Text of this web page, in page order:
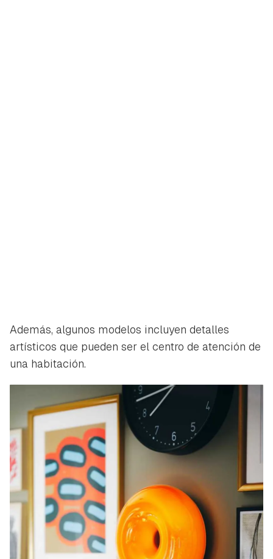
Guardar como favorito
Para poder guardar como favorito, primero has de
Además, algunos modelos incluyen detalles
artísticos que pueden ser el centro de atención de
una habitación.
Contenido enviado
Gracias por suscribirte a nuestro boletín.